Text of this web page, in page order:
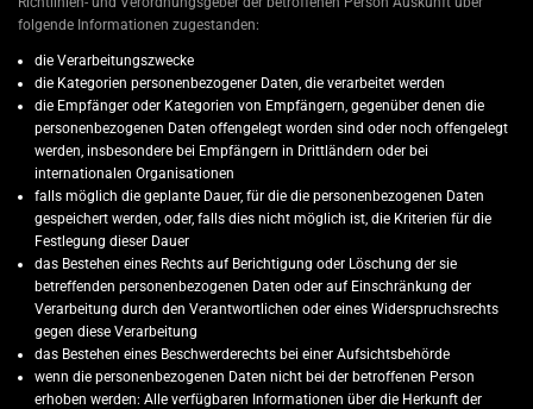
folgende Informationen zugestanden:
die Verarbeitungszwecke
die Kategorien personenbezogener Daten, die verarbeitet werden
die Empfänger oder Kategorien von Empfängern, gegenüber denen die
personenbezogenen Daten offengelegt worden sind oder noch offengelegt
werden, insbesondere bei Empfängern in Drittländern oder bei
internationalen Organisationen
falls möglich die geplante Dauer, für die die personenbezogenen Daten
gespeichert werden, oder, falls dies nicht möglich ist, die Kriterien für die
Festlegung dieser Dauer
das Bestehen eines Rechts auf Berichtigung oder Löschung der sie
betreffenden personenbezogenen Daten oder auf Einschränkung der
Verarbeitung durch den Verantwortlichen oder eines Widerspruchsrechts
gegen diese Verarbeitung
das Bestehen eines Beschwerderechts bei einer Aufsichtsbehörde
wenn die personenbezogenen Daten nicht bei der betroffenen Person
erhoben werden: Alle verfügbaren Informationen über die Herkunft der